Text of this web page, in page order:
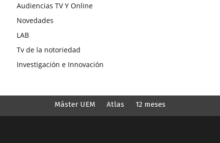
Audiencias TV Y Online
Novedades
LAB
Tv de la notoriedad
Investigación e Innovación
Máster UEM Atlas 12 meses